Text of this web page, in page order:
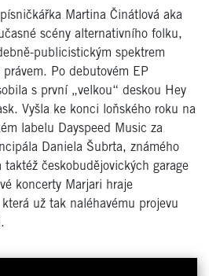
Martina Činátlová aka
scény alternativního folku,
publicistickým spektrem
Po debutovém EP
s první „velkou“ deskou Hey
Vyšla ke konci loňského roku na
labelu Dayspeed Music za
Daniela Šubrta, známého
taktéž českobudějovických garage
koncerty Marjari hraje
už tak naléhavému projevu